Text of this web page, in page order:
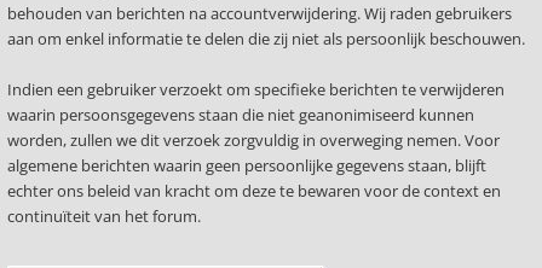
behouden van berichten na accountverwijdering. Wij raden gebruikers
aan om enkel informatie te delen die zij niet als persoonlijk beschouwen.
Indien een gebruiker verzoekt om specifieke berichten te verwijderen
waarin persoonsgegevens staan die niet geanonimiseerd kunnen
worden, zullen we dit verzoek zorgvuldig in overweging nemen. Voor
algemene berichten waarin geen persoonlijke gegevens staan, blijft
echter ons beleid van kracht om deze te bewaren voor de context en
continuïteit van het forum.